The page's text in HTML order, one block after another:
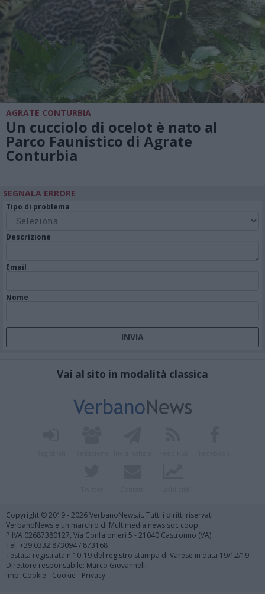
AGRATE CONTURBIA
Un cucciolo di ocelot è nato al
Parco Faunistico di Agrate
Conturbia
SEGNALA ERRORE
Tipo di problema
Descrizione
Email
Nome
Vai al sito in modalità classica
Copyright © 2019 - 2026 VerbanoNews.it. Tutti i diritti riservati
VerbanoNews è un marchio di Multimedia news soc coop.
P.IVA 02687380127, Via Confalonieri 5 - 21040 Castronno (VA)
Tel. +39.0332.873094 / 873168
Testata registrata n.10-19 del registro stampa di Varese in data 19/12/19
Direttore responsabile: Marco Giovannelli
Imp. Cookie - Cookie - Privacy